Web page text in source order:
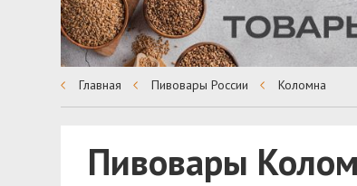
Главная Пивовары России Коломна
Пивовары